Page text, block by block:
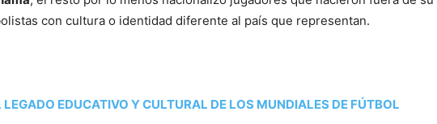
con cultura o identidad diferente al país que representan.
LEGADO EDUCATIVO Y CULTURAL DE LOS MUNDIALES DE FÚTBOL